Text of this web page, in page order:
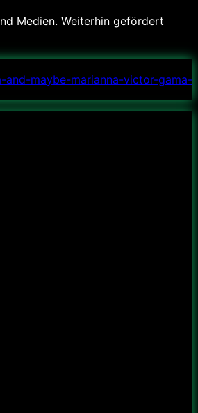
Medien. Weiterhin gefördert
maybe-marianna-victor-gama-